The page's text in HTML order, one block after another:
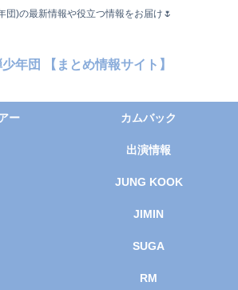
団)の最新情報や役立つ情報をお届け🌷
年団 【まとめ情報サイト】
ー カムバック
出演情報
JUNG KOOK
JIMIN
SUGA
RM